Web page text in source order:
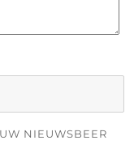
NIEUWSBEER